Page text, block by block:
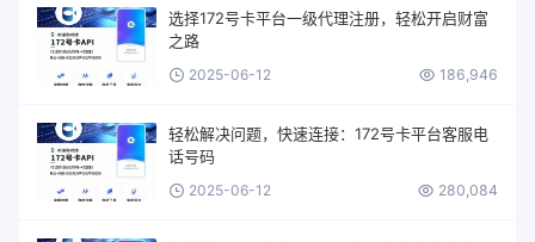
选择172号卡平台一级代理注册，轻松开启财富
之路
2025-06-12 186,946
轻松解决问题，快速连接：172号卡平台客服电
话号码
2025-06-12 280,084